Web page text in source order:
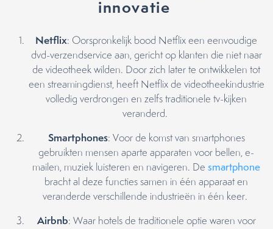
innovatie
Netflix: Oorspronkelijk bood Netflix een eenvoudige
dvd-verzendservice aan, gericht op klanten die niet naar
de videotheek wilden. Door zich later te ontwikkelen tot
een streamingdienst, heeft Netflix de videotheekindustrie
volledig verdrongen en zelfs traditionele tv-kijken
veranderd.
Smartphones: Voor de komst van smartphones
gebruikten mensen aparte apparaten voor bellen, e-
mailen, muziek luisteren en navigeren. De smartphone
bracht al deze functies samen in één apparaat en
veranderde verschillende industrieën in één keer.
Airbnb: Waar hotels de traditionele optie waren voor